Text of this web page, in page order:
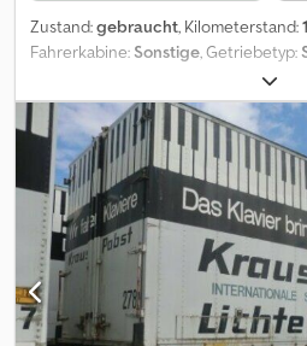
Zustand:gebraucht, Kilometerstand:
Fahrerkabine:Sonstige , Getriebetyp:
2.500 mm
Fahrzeugstandort: Bovenden,
MEHRFACH VORHANDEN!
Radstand 3690mm, Rahmenbreite
OHNE GEWÄHR, Änderungen,
vorbehalten! Dedoi Rqzmepfx Aipock - .